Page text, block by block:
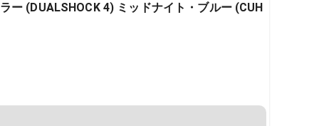
ー (DUALSHOCK 4) ミッドナイト・ブルー (CUH